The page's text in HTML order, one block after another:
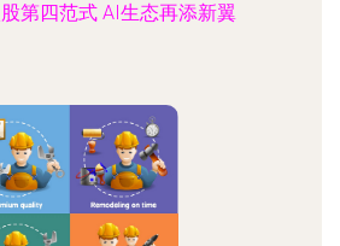
第四范式 AI生态再添新翼